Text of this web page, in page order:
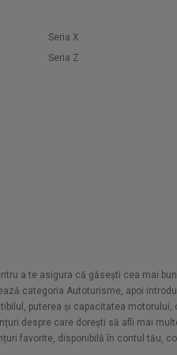
Seria X
Seria Z
a te asigura că găsești cea mai
categoria Autoturisme, apoi
puterea și capacitatea motorului,
despre care dorești să afli mai
favorite, disponibilă în contul tău,